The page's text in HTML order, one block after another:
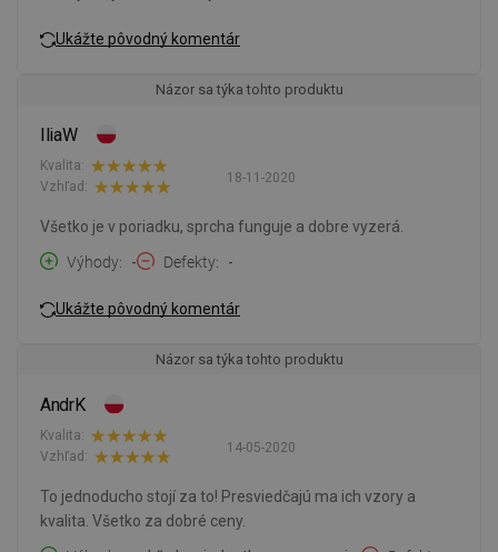
Ukážte pôvodný komentár
Názor sa týka tohto produktu
IliaW
18-11-2020
Kvalita:
Vzhľad:
Všetko je v poriadku, sprcha funguje a dobre vyzerá.
Výhody
- Defekty -
Ukážte pôvodný komentár
Názor sa týka tohto produktu
AndrK
14-05-2020
Kvalita:
Vzhľad:
To jednoducho stojí za to! Presviedčajú ma ich vzory a
kvalita. Všetko za dobré ceny.